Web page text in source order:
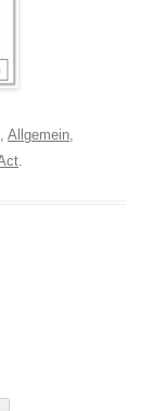
, Allgemein,
.